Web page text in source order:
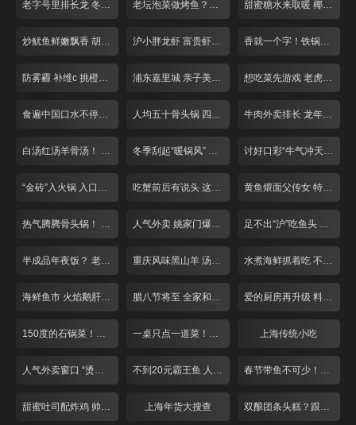
老字号里排长龙 冬至吃碗“暖汤圆”！ 老坛泡菜做烤鱼？重庆奶奶好手艺 甜蜜糖水来取暖 椰皇用来煮汤圆？
炒鱿鱼鲜嫩飘香 胡椒饼芝士爆浆 沪小胖龙虾 富贵虾 适合夜宵聚会 香就一个字！铁锅烧制锅巴饭！
防雾霾 补维c 挑橙吃橘有窍门！ 浦东嘉里城 亲子美味好去处！ 想吃菜先游戏 老虎棒子鸡！
食遍中国口水不停！带你领略各省经典菜品 人均五十骨头锅 四根大骨配菜多！ 牛肉外卖排长 龙年味冷菜摆一盘
白汤红汤羊骨汤！ “羊气”十足来补身！ 冬季刮起“暖锅风” 掀起你的“盖头”来 讨好口彩“牛气冲天”! 张飞牛肉面
“金砖”入火锅 入口就是鲜香辣 吃蟹前后有说头 这些道理你懂吗？ 黄鱼煨面父传女 特色小笼人气旺
热气腾腾骨头锅！ 人均40就管饱！ 人气外卖 姚家门爆鱼付记鲜丸 足不出“沪”吃鱼头 冬季滋补第一汤！
半成品年夜饭？ 老牌饭店提前探！ 重庆风味黑山羊 汤锅干煸总相宜 水煮海鲜抓着吃 不装淑女做“汉子”
海鲜鱼市 火焰鹅肝牛排 腊八节将至 全家和美一碗粥 爱的厨房再升级 料理现场来求婚！
150度的石锅菜！这个冬天不怕冷！ 一桌只点一道菜！巨无霸牛排似“斧头” 上海传统小吃
人气外卖窗口 “烫手美食”买回家！ 不到20元霸王鱼 人均50一锅两吃！ 春节带鱼不可少！糟香风干自家做
甜蜜吐司配炸鸡 帅哥老板亲手做！ 上海年货大搜查 双酿团条头糕？跟上海阿姨学糕团！